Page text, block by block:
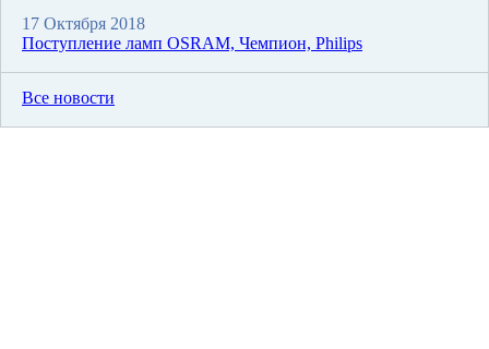
17 Октября 2018
Поступление ламп OSRAM, Чемпион, Philips
Все новости